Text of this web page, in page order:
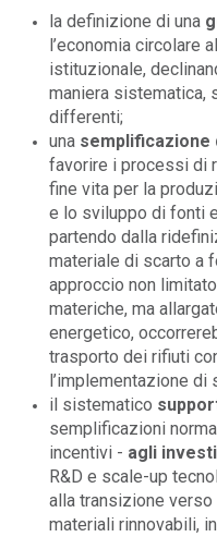
la definizione di una
l’economia circolare
istituzionale,
maniera sistematica,
differenti;
una semplificazione
favorire i processi di
fine vita per la
e lo sviluppo di fonti
partendo dalla
materiale di scarto a
approccio non
materiche, ma
energetico,
trasporto dei rifiuti
l’implementazione
il sistematico
semplificazioni
incentivi - agli
R&D e scale-up
alla transizione
materiali rinnovabili,